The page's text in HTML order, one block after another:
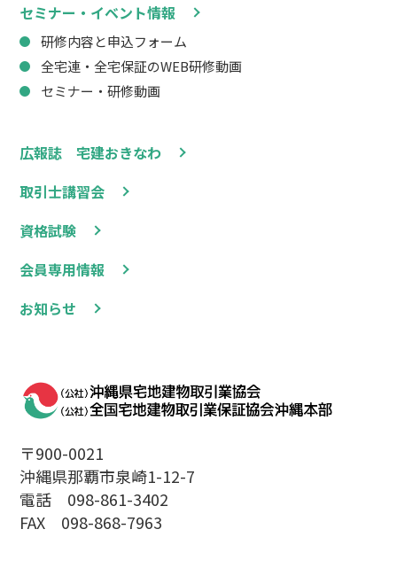
広報誌 宅建おきなわ
取引士講習会
資格試験
会員専用情報
お知らせ
セミナー・イベント情報
研修内容と申込フォーム
全宅連・全宅保証のWEB研修動画
セミナー・研修動画
〒900-0021
沖縄県那覇市泉崎1-12-7
電話 098-861-3402
FAX 098-868-7963